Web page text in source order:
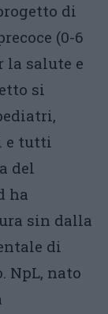
di
(0-6
la salute e
si
e tutti
del
ha
sin dalla
di
NpL, nato